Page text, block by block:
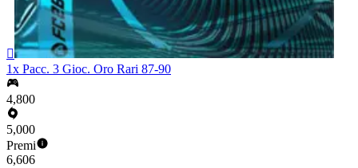

1x Pacc. 3 Gioc. Oro Rari 87-90
4,800
5,000
Premi
6,606